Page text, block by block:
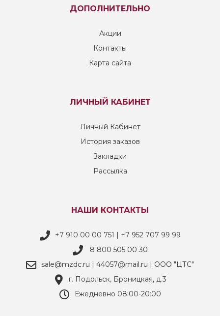
ДОПОЛНИТЕЛЬНО
Акции
Контакты
Карта сайта
ЛИЧНЫЙ КАБИНЕТ
Личный Кабинет
История заказов
Закладки
Рассылка
НАШИ КОНТАКТЫ
+7 910 00 00 751 | +7 952 707 99 99
8 800 505 00 30
sale@mzdc.ru | 44057@mail.ru | ООО "ЦТС"
г. Подольск, Броницкая, д.3
Ежедневно 08:00-20:00